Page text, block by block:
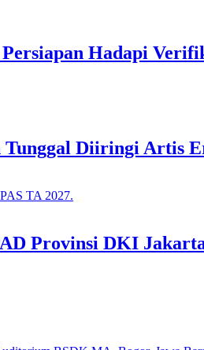
Hadapi
Tunggal Diiringi Artis
Provinsi DKI